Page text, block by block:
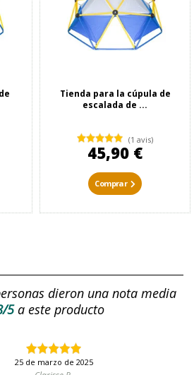
Tienda para la cúpula de
escalada de ...
(1 avis)
45,90 €
Comprar
dieron una nota media
5a este producto
25 de marzo de 2025